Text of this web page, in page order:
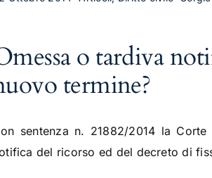
o tardiva
termine?
sentenza n. 21882/2014 la
del ricorso ed del decreto di